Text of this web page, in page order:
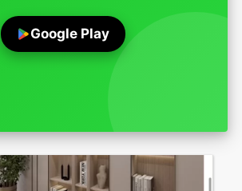
Google Play